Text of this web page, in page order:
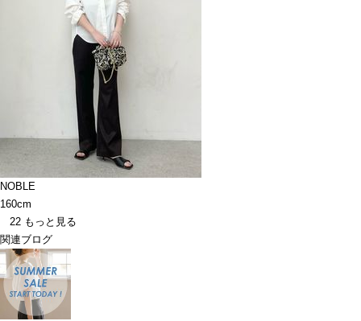
NOBLE
160cm
22 もっと見る
関連ブログ